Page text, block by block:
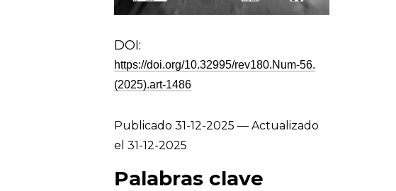
DOI:
https://doi.org/10.32995/rev180.Num-56.
(2025).art-1486
Publicado 31-12-2025 — Actualizado
el 31-12-2025
Palabras clave